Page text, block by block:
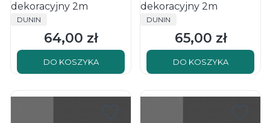
dekoracyjny 2m
PRODUCENT
DUNIN
Cena
64,00 zł
DO KOSZYKA
dekoracyjny 2m
PRODUCENT
DUNIN
Cena
65,00 zł
DO KOSZYKA